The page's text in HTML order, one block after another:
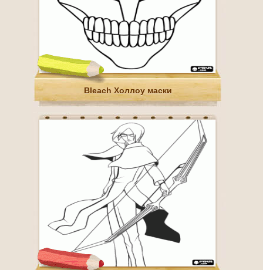
Bleach Холлоу маски